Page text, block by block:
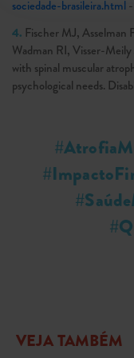
sociedade-brasileira.html
4. Fischer MJ,
Wadman RI, Visser-
with spinal muscular
psychological needs.
VEJA TAMBÉM